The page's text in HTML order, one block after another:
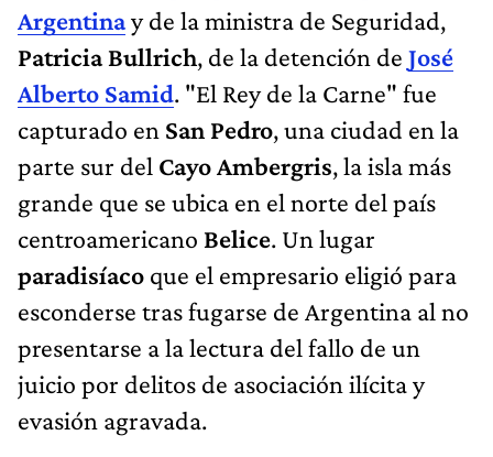
Argentinay de la ministra de Seguridad,
Patricia Bullrich, de la detención de José
Alberto Samid. "El Rey de la Carne" fue
capturado en San Pedro, una ciudad en la
parte sur del Cayo Ambergris, la isla más
grande que se ubica en el norte del país
centroamericano Belice. Un lugar
paradisíaco que el empresario eligió para
esconderse tras fugarse de Argentina al no
presentarse a la lectura del fallo de un
juicio por delitos de asociación ilícita y
evasión agravada.